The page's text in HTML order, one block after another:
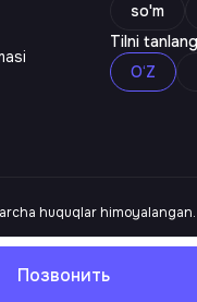
so'm
Tilni tanlang
O‘Z
huquqlar himoyalangan.
Позвонить